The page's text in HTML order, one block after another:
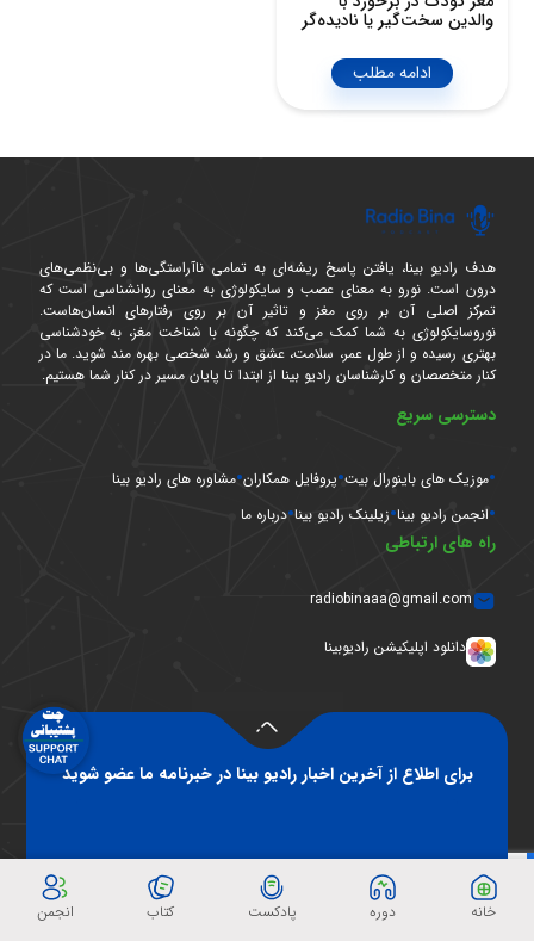
والدین سخت‌گیر یا نادیده‌گر
ادامه مطلب
هدف رادیو بینا، یافتن پاسخ ریشه‌ای به تمامی ناآراستگی‌ها و بی‌نظمی‌های
درون است. نورو به معنای عصب و سایکولوژی به معنای روانشناسی است که
تمرکز اصلی آن بر روی مغز و تاثیر آن بر روی رفتارهای انسان‌هاست.
نوروسایکولوژی به شما کمک می‌کند که چگونه با شناخت مغز، به خودشناسی
بهتری رسیده و از طول عمر، سلامت، عشق و رشد شخصی بهره مند شوید. ما در
کنار متخصصان و کارشناسان رادیو بینا از ابتدا تا پایان مسیر در کنار شما هستیم.
دسترسی سریع
موزیک های باینورال بیت پروفایل همکاران مشاوره های رادیو بینا
انجمن رادیو بینا زیلینک رادیو بینا درباره ما
راه های ارتباطی
radiobinaaa@gmail.com
دانلود اپلیکیشن رادیوبینا
برای اطلاع از آخرین اخبار رادیو بینا در خبرنامه ما عضو شوید
خانه دوره پادکست کتاب انجمن